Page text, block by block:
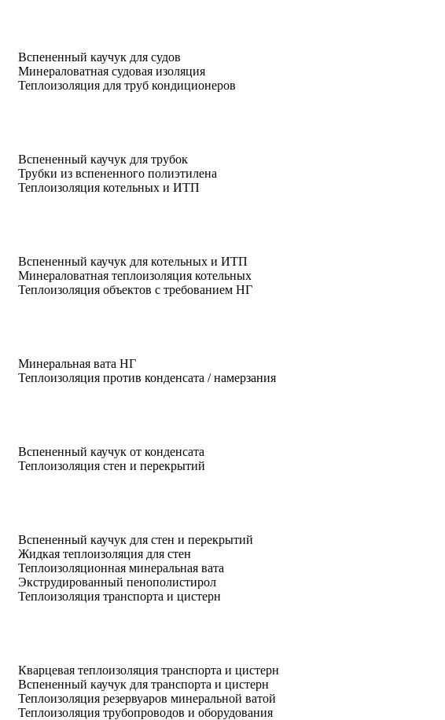
Вспененный каучук для судов
Минераловатная судовая изоляция
Теплоизоляция для труб кондиционеров
Вспененный каучук для трубок
Трубки из вспененного полиэтилена
Теплоизоляция котельных и ИТП
Вспененный каучук для котельных и ИТП
Минераловатная теплоизоляция котельных
Теплоизоляция объектов с требованием НГ
Минеральная вата НГ
Теплоизоляция против конденсата / намерзания
Вспененный каучук от конденсата
Теплоизоляция стен и перекрытий
Вспененный каучук для стен и перекрытий
Жидкая теплоизоляция для стен
Теплоизоляционная минеральная вата
Экструдированный пенополистирол
Теплоизоляция транспорта и цистерн
Кварцевая теплоизоляция транспорта и цистерн
Вспененный каучук для транспорта и цистерн
Теплоизоляция резервуаров минеральной ватой
Теплоизоляция трубопроводов и оборудования